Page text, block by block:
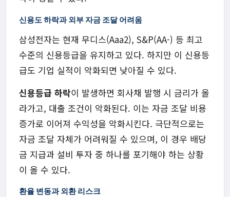
신용도 하락과 외부 자금 조달 어려움
삼성전자는 현재 무디스(Aaa2), S&P(AA-) 등 최고
수준의 신용등급을 유지하고 있다. 하지만 이 신용등
급도 기업 실적이 악화되면 낮아질 수 있다.
신용등급 하락이 발생하면 회사채 발행 시 금리가 올
라가고, 대출 조건이 악화된다. 이는 자금 조달 비용
증가로 이어져 수익성을 악화시킨다. 극단적으로는
자금 조달 자체가 어려워질 수 있으며, 이 경우 배당
금 지급과 설비 투자 중 하나를 포기해야 하는 상황
이 올 수 있다.
환율 변동과 외환 리스크